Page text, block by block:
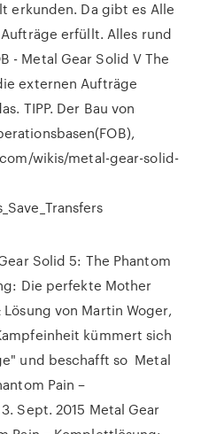
erkunden. Da gibt es Alle
erfüllt. Alles rund
- Metal Gear Solid V The
externen Aufträge
TIPP. Der Bau von
wikis/metal-gear-solid-
Solid 5: The Phantom
Die perfekte Mother
von Martin Woger,
kümmert sich
und beschafft so Metal
Pain –
Sept. 2015 Metal Gear